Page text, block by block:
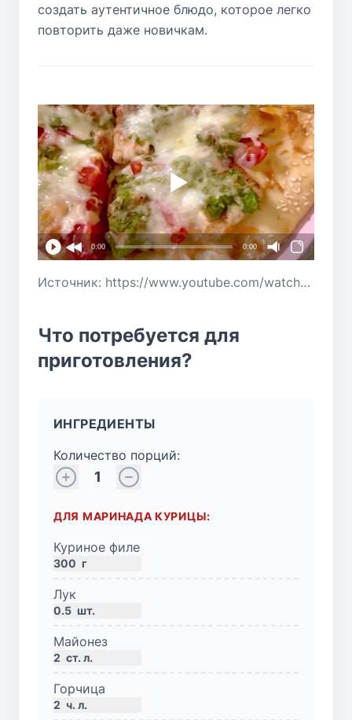
создать аутентичное блюдо, которое легко
повторить даже новичкам.
0:00 0:00
Источник: https://www.youtube.com/watch?v=8b6UVGtSw7o
Что потребуется для
приготовления?
ИНГРЕДИЕНТЫ
Количество порций:
1
ДЛЯ МАРИНАДА КУРИЦЫ:
Куриное филе
300 г
Лук
0.5 шт.
Майонез
2 ст. л.
Горчица
2 ч. л.